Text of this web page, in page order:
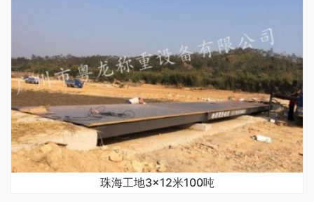
珠海工地3×12米100吨